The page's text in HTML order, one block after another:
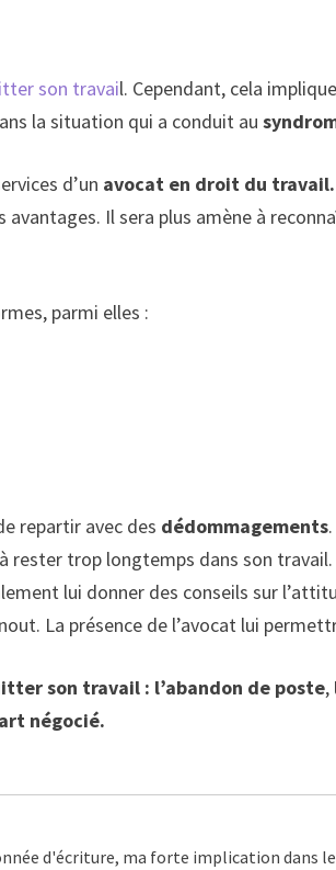
son travail. Cependant, cela
la situation qui a conduit au
d’un avocat en droit du travail.
Il sera plus amène à
parmi elles :
repartir avec des dédommagements
rester trop longtemps dans son travail.
lui donner des conseils sur
La présence de l’avocat lui
son travail : l’abandon de poste,
négocié.
d'écriture, ma forte implication dans